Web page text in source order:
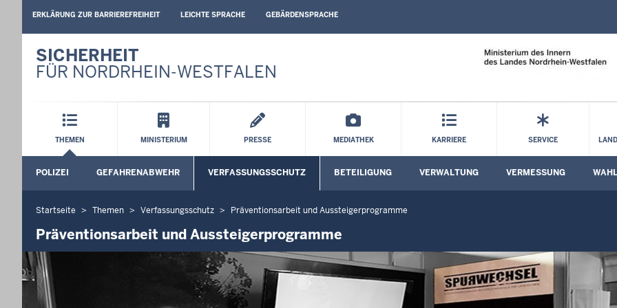
SPRACHEN
ERKLÄRUNG ZUR BARRIEREFREIHEIT LEICHTE SPRACHE GEBÄRDENSPRACHE
SICHERHEIT
FÜR NORDRHEIN-WESTFALEN
Hauptmenü
THEMEN MINISTERIUM PRESSE MEDIATHEK KARRIERE SERVICE
POLIZEI GEFAHRENABWEHR VERFASSUNGSSCHUTZ BETEILIGUNG VERWALTUNG VERMESSUNG
Sie
befinden
hier
Startseite Themen Verfassungsschutz Präventionsarbeit und Aussteigerprogramme
Präventionsarbeit und Aussteigerprogramme